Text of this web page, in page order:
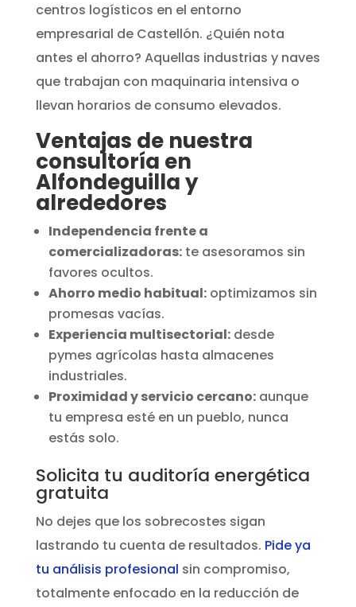
centros logísticos en el entorno
empresarial de Castellón. ¿Quién nota
antes el ahorro? Aquellas industrias y naves
que trabajan con maquinaria intensiva o
llevan horarios de consumo elevados.
Ventajas de nuestra
consultoría en
Alfondeguilla y
alrededores
Independencia frente a
comercializadoras:te asesoramos sin
favores ocultos.
Ahorro medio habitual:optimizamos sin
promesas vacías.
Experiencia multisectorial:desde
pymes agrícolas hasta almacenes
industriales.
Proximidad y servicio cercano:aunque
tu empresa esté en un pueblo, nunca
estás solo.
Solicita tu auditoría energética
gratuita
No dejes que los sobrecostes sigan
lastrando tu cuenta de resultados. Pide ya
tu análisis profesional sin compromiso,
totalmente enfocado en la reducción de